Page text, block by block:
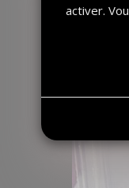
activer.